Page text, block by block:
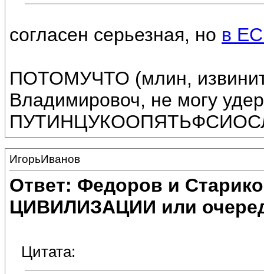
согласен серьезная, но в ЕС
ПОТОМУЧТО (млин,
Владимировоч, не могу
ИгорьИванов
Ответ: Федоров и
ЦИВИЛИЗАЦИИ или
Цитата: